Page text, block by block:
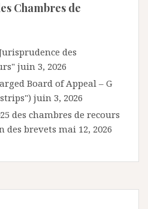
Chambres de
des
juin 3, 2026
Board of Appeal – G
juin 3, 2026
des chambres de recours
des brevets mai 12, 2026